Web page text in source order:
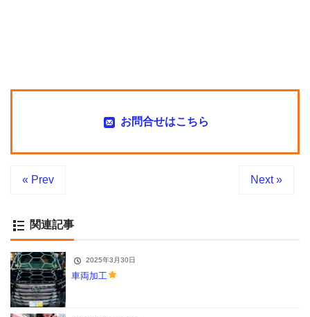
お問合せはこちら
« Prev Next »
関連記事
2025年3月30日
車両加工